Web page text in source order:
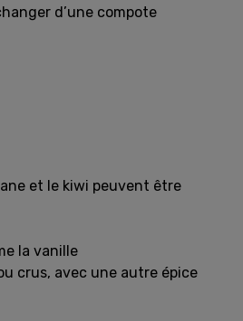
d’une compote
et le kiwi peuvent être
la vanille
crus, avec une autre épice